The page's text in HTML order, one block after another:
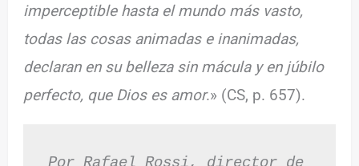
imperceptible hasta el mundo más vasto,
todas las cosas animadas e inanimadas,
declaran en su belleza sin mácula y en júbilo
perfecto, que Dios es amor.» (CS, p. 657).